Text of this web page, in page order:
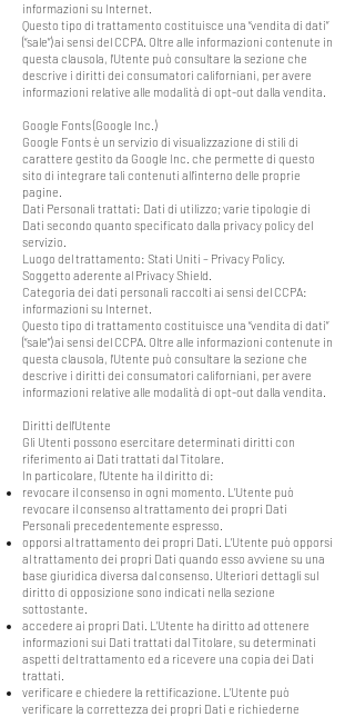
informazioni su Internet.
Questo tipo di trattamento costituisce una “vendita di dati”
(“sale”) ai sensi del CCPA. Oltre alle informazioni contenute in
questa clausola, l’Utente può consultare la sezione che
descrive i diritti dei consumatori californiani, per avere
informazioni relative alle modalità di opt-out dalla vendita.
Google Fonts (Google Inc.)
Google Fonts è un servizio di visualizzazione di stili di
carattere gestito da Google Inc. che permette di questo
sito di integrare tali contenuti all’interno delle proprie
pagine.
Dati Personali trattati: Dati di utilizzo; varie tipologie di
Dati secondo quanto specificato dalla privacy policy del
servizio.
Luogo del trattamento: Stati Uniti – Privacy Policy.
Soggetto aderente al Privacy Shield.
Categoria dei dati personali raccolti ai sensi del CCPA:
informazioni su Internet.
Questo tipo di trattamento costituisce una “vendita di dati”
(“sale”) ai sensi del CCPA. Oltre alle informazioni contenute in
questa clausola, l’Utente può consultare la sezione che
descrive i diritti dei consumatori californiani, per avere
informazioni relative alle modalità di opt-out dalla vendita.
Diritti dell’Utente
Gli Utenti possono esercitare determinati diritti con
riferimento ai Dati trattati dal Titolare.
In particolare, l’Utente ha il diritto di:
revocare il consenso in ogni momento. L’Utente può
revocare il consenso al trattamento dei propri Dati
Personali precedentemente espresso.
opporsi al trattamento dei propri Dati. L’Utente può opporsi
al trattamento dei propri Dati quando esso avviene su una
base giuridica diversa dal consenso. Ulteriori dettagli sul
diritto di opposizione sono indicati nella sezione
sottostante.
accedere ai propri Dati. L’Utente ha diritto ad ottenere
informazioni sui Dati trattati dal Titolare, su determinati
aspetti del trattamento ed a ricevere una copia dei Dati
trattati.
verificare e chiedere la rettificazione. L’Utente può
verificare la correttezza dei propri Dati e richiederne